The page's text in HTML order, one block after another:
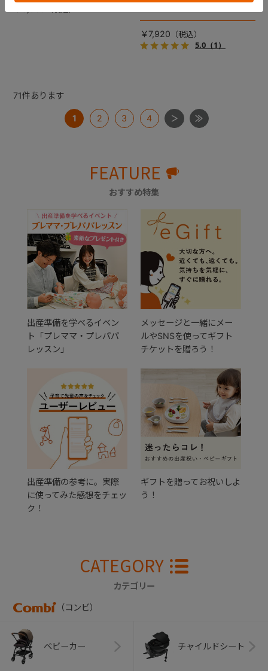
あごのせクッション。
￥7,920
5.0（1）
71件あります
1 2 3 4
FEATURE
おすすめ特集
出産準備を学べるイベン
ト「プレママ・プレパパ
レッスン」
メッセージと一緒にメー
ルやSNSを使ってギフト
チケットを贈ろう！
出産準備の参考に。実際
に使ってみた感想をチェッ
ク！
ギフトを贈ってお祝いしよ
う！
CATEGORY
カテゴリー
（コンビ）
ベビーカー チャイルドシート